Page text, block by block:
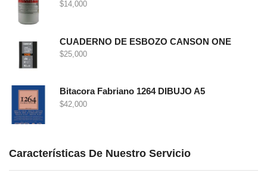
$14,000
CUADERNO DE ESBOZO CANSON ONE
$25,000
Bitacora Fabriano 1264 DIBUJO A5
$42,000
Características De Nuestro Servicio